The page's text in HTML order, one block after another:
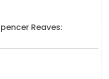
Reaves: